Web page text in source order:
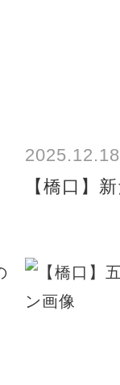
2025.12.18
【橋口】